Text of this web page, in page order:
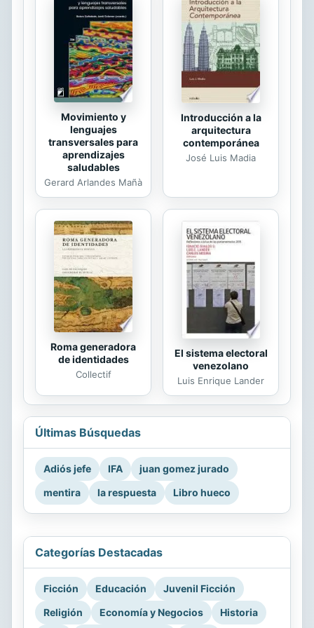
Movimiento y
lenguajes
transversales para
aprendizajes
saludables
Gerard Arlandes Mañà
Introducción a la
arquitectura
contemporánea
José Luis Madia
Roma generadora
de identidades
Collectif
El sistema electoral
venezolano
Luis Enrique Lander
Últimas Búsquedas
Adiós jefe IFA
juan gomez jurado
mentira
la respuesta Libro hueco
Categorías Destacadas
Ficción Educación
Juvenil Ficción
Religión
Economía y Negocios Historia